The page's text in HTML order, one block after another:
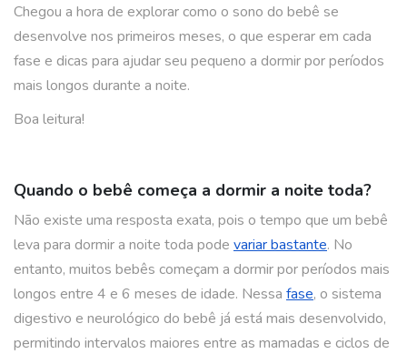
Chegou a hora de explorar como o sono do bebê se
desenvolve nos primeiros meses, o que esperar em cada
fase e dicas para ajudar seu pequeno a dormir por períodos
mais longos durante a noite.
Boa leitura!
Quando o bebê começa a dormir a noite toda?
Não existe uma resposta exata, pois o tempo que um bebê
leva para dormir a noite toda pode variar bastante. No
entanto, muitos bebês começam a dormir por períodos mais
longos entre 4 e 6 meses de idade. Nessa fase, o sistema
digestivo e neurológico do bebê já está mais desenvolvido,
permitindo intervalos maiores entre as mamadas e ciclos de